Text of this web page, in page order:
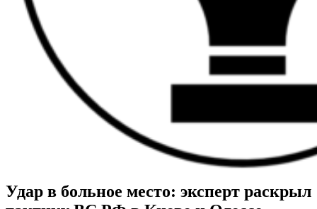
ВОЕННЫЕ СТРАНИЦЫ
СТАТЬИ ВОЕННОЙ ТЕМАТИКИ
Удар в больное место: эксперт раскрыл